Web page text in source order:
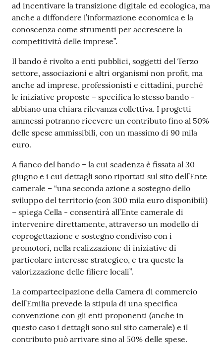
ad incentivare la transizione digitale ed ecologica, ma
anche a diffondere l’informazione economica e la
conoscenza come strumenti per accrescere la
competitività delle imprese”.
Il bando è rivolto a enti pubblici, soggetti del Terzo
settore, associazioni e altri organismi non profit, ma
anche ad imprese, professionisti e cittadini, purché
le iniziative proposte – specifica lo stesso bando -
abbiano una chiara rilevanza collettiva. I progetti
ammessi potranno ricevere un contributo fino al 50%
delle spese ammissibili, con un massimo di 90 mila
euro.
A fianco del bando – la cui scadenza è fissata al 30
giugno e i cui dettagli sono riportati sul sito dell’Ente
camerale – “una seconda azione a sostegno dello
sviluppo del territorio (con 300 mila euro disponibili)
– spiega Cella - consentirà all’Ente camerale di
intervenire direttamente, attraverso un modello di
coprogettazione e sostegno condiviso con i
promotori, nella realizzazione di iniziative di
particolare interesse strategico, e tra queste la
valorizzazione delle filiere locali”.
La compartecipazione della Camera di commercio
dell’Emilia prevede la stipula di una specifica
convenzione con gli enti proponenti (anche in
questo caso i dettagli sono sul sito camerale) e il
contributo può arrivare sino al 50% delle spese.